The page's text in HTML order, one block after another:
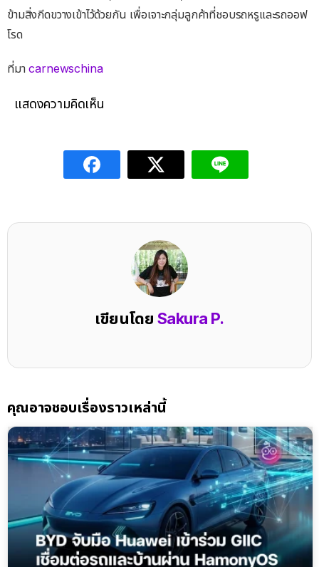
ข้ามสิ่งกีดขวางเข้าไว้ด้วยกัน เพื่อเจาะกลุ่มลูกค้าที่ชอบรถหรูและรถออฟ
โรด
ที่มาcarnewschina
แสดงความคิดเห็น
เขียนโดย Sakura P.
คุณอาจชอบเรื่องราวเหล่านี้